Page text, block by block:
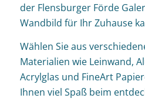
der Flensburger Förde
Wandbild für Ihr Zuhause
Wählen Sie aus
Materialien wie Leinwand,
Acrylglas und FineArt
Ihnen viel Spaß beim